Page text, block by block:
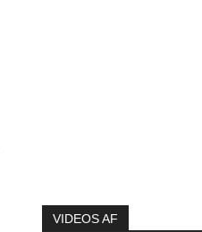
VIDEOS AF